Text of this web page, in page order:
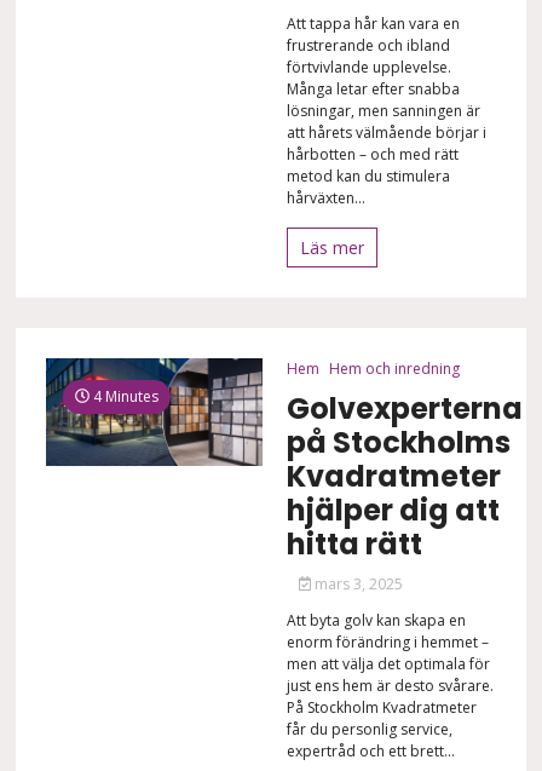
Att tappa hår kan vara en
frustrerande och ibland
förtvivlande upplevelse.
Många letar efter snabba
lösningar, men sanningen är
att hårets välmående börjar i
hårbotten – och med rätt
metod kan du stimulera
hårväxten...
Läs mer
4 Minutes
Hem Hem och inredning
Golvexperterna
på Stockholms
Kvadratmeter
hjälper dig att
hitta rätt
mars 3, 2025
Att byta golv kan skapa en
enorm förändring i hemmet –
men att välja det optimala för
just ens hem är desto svårare.
På Stockholm Kvadratmeter
får du personlig service,
expertråd och ett brett...